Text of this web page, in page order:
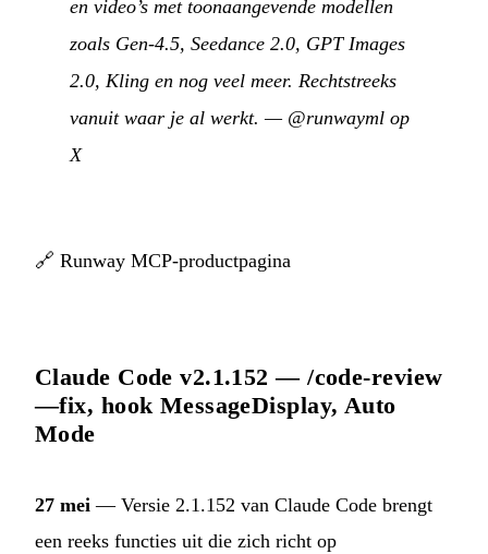
en video’s met toonaangevende modellen
zoals Gen-4.5, Seedance 2.0, GPT Images
2.0, Kling en nog veel meer. Rechtstreeks
vanuit waar je al werkt. — @runwayml op
X
🔗 Runway MCP-productpagina
Claude Code v2.1.152 — /code-review
—fix, hook MessageDisplay, Auto
Mode
27 mei — Versie 2.1.152 van Claude Code brengt
een reeks functies uit die zich richt op